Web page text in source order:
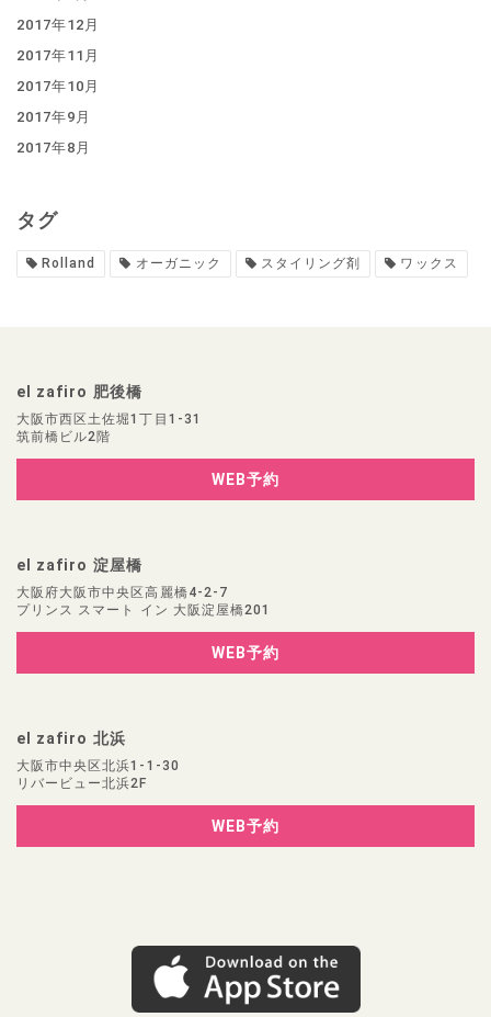
2017年12月
2017年11月
2017年10月
2017年9月
2017年8月
タグ
Rolland オーガニック スタイリング剤 ワックス
el zafiro 肥後橋
大阪市西区土佐堀1丁目1-31
筑前橋ビル2階
WEB予約
el zafiro 淀屋橋
大阪府大阪市中央区高麗橋4-2-7
プリンス スマート イン 大阪淀屋橋201
WEB予約
el zafiro 北浜
大阪市中央区北浜1-1-30
リバービュー北浜2F
WEB予約